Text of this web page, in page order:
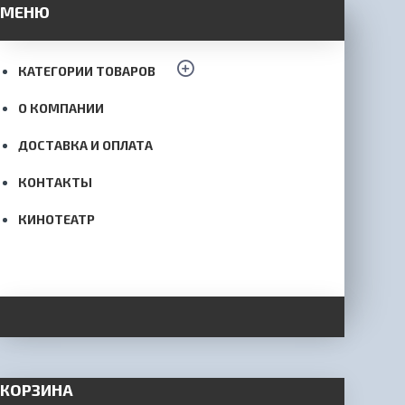
МЕНЮ
КАТЕГОРИИ ТОВАРОВ
О КОМПАНИИ
ДОСТАВКА И ОПЛАТА
КОНТАКТЫ
КИНОТЕАТР
КОРЗИНА